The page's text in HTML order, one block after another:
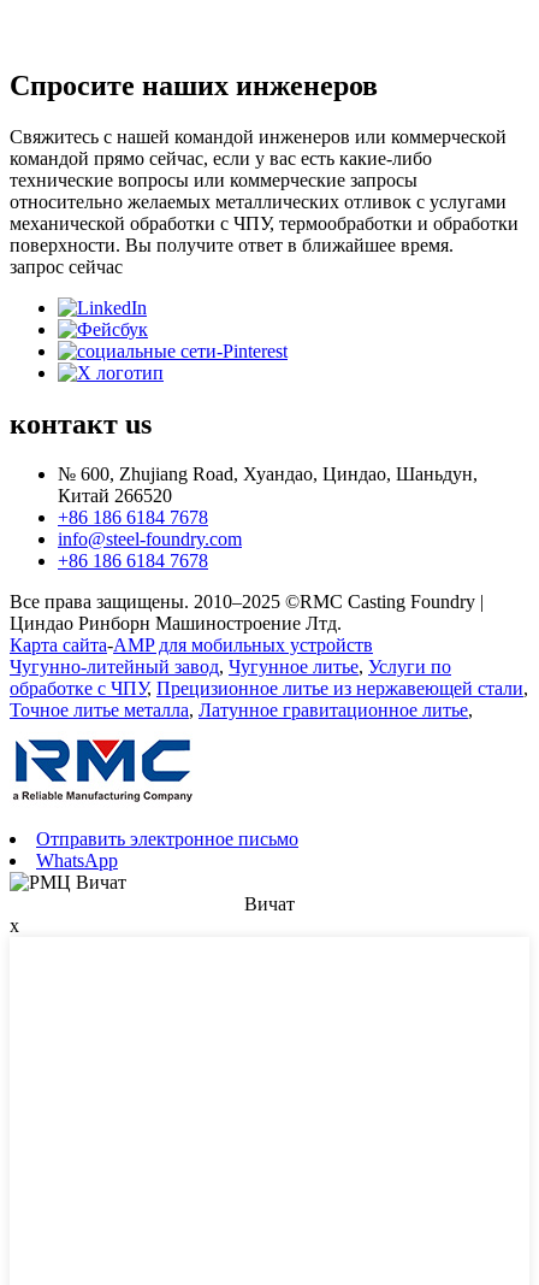
Спросите наших инженеров
Свяжитесь с нашей командой инженеров или коммерческой
командой прямо сейчас, если у вас есть какие-либо
технические вопросы или коммерческие запросы
относительно желаемых металлических отливок с услугами
механической обработки с ЧПУ, термообработки и обработки
поверхности. Вы получите ответ в ближайшее время.
запрос сейчас
контакт us
№ 600, Zhujiang Road, Хуандао, Циндао, Шаньдун,
Китай 266520
+86 186 6184 7678
info@steel-foundry.com
+86 186 6184 7678
Все права защищены. 2010–2025 ©RMC Casting Foundry |
Циндао Ринборн Машиностроение Лтд.
Карта сайта-AMP для мобильных устройств
Чугунно-литейный завод, Чугунное литье, Услуги по
обработке с ЧПУ, Прецизионное литье из нержавеющей стали,
Точное литье металла, Латунное гравитационное литье,
Отправить электронное письмо
WhatsApp
Вичат
x